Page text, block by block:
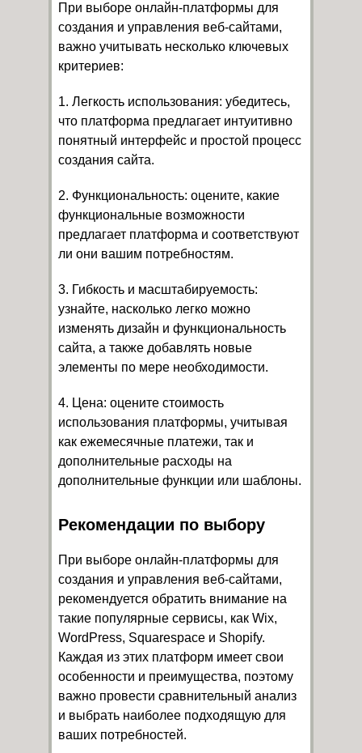
При выборе онлайн-платформы для
создания и управления веб-сайтами,
важно учитывать несколько ключевых
критериев:
1. Легкость использования: убедитесь,
что платформа предлагает интуитивно
понятный интерфейс и простой процесс
создания сайта.
2. Функциональность: оцените, какие
функциональные возможности
предлагает платформа и соответствуют
ли они вашим потребностям.
3. Гибкость и масштабируемость:
узнайте, насколько легко можно
изменять дизайн и функциональность
сайта, а также добавлять новые
элементы по мере необходимости.
4. Цена: оцените стоимость
использования платформы, учитывая
как ежемесячные платежи, так и
дополнительные расходы на
дополнительные функции или шаблоны.
Рекомендации по выбору
При выборе онлайн-платформы для
создания и управления веб-сайтами,
рекомендуется обратить внимание на
такие популярные сервисы, как Wix,
WordPress, Squarespace и Shopify.
Каждая из этих платформ имеет свои
особенности и преимущества, поэтому
важно провести сравнительный анализ
и выбрать наиболее подходящую для
ваших потребностей.